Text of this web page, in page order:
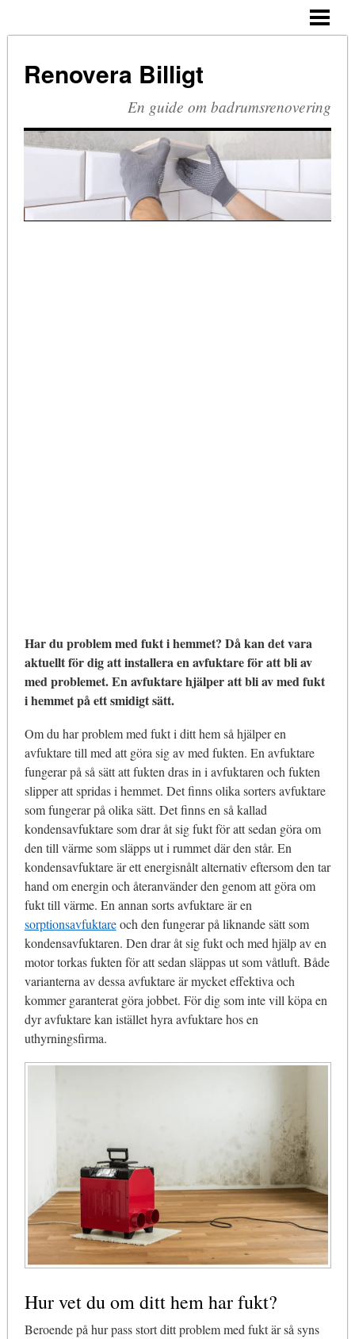
TA BORT SILIKON
RIVA KAKEL
Renovera Billigt
En guide om badrumsrenovering
Har du problem med fukt i hemmet? Då kan det vara
aktuellt för dig att installera en avfuktare för att bli av
med problemet. En avfuktare hjälper att bli av med fukt
i hemmet på ett smidigt sätt.
Om du har problem med fukt i ditt hem så hjälper en
avfuktare till med att göra sig av med fukten. En avfuktare
fungerar på så sätt att fukten dras in i avfuktaren och fukten
slipper att spridas i hemmet. Det finns olika sorters avfuktare
som fungerar på olika sätt. Det finns en så kallad
kondensavfuktare som drar åt sig fukt för att sedan göra om
den till värme som släpps ut i rummet där den står. En
kondensavfuktare är ett energisnålt alternativ eftersom den tar
hand om energin och återanvänder den genom att göra om
fukt till värme. En annan sorts avfuktare är en
sorptionsavfuktareoch den fungerar på liknande sätt som
kondensavfuktaren. Den drar åt sig fukt och med hjälp av en
motor torkas fukten för att sedan släppas ut som våtluft. Både
varianterna av dessa avfuktare är mycket effektiva och
kommer garanterat göra jobbet. För dig som inte vill köpa en
dyr avfuktare kan istället hyra avfuktare hos en
uthyrningsfirma.
Hur vet du om ditt hem har fukt?
Beroende på hur pass stort ditt problem med fukt är så syns